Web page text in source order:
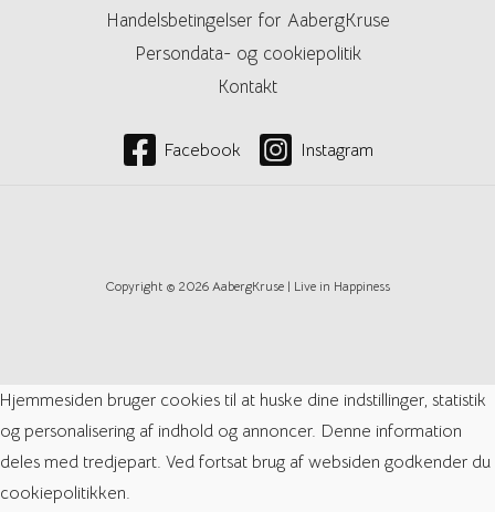
Handelsbetingelser for AabergKruse
Persondata- og cookiepolitik
Kontakt
Facebook Instagram
Copyright © 2026 AabergKruse | Live in Happiness
Hjemmesiden bruger cookies til at huske dine indstillinger, statistik
og personalisering af indhold og annoncer. Denne information
deles med tredjepart. Ved fortsat brug af websiden godkender du
cookiepolitikken.